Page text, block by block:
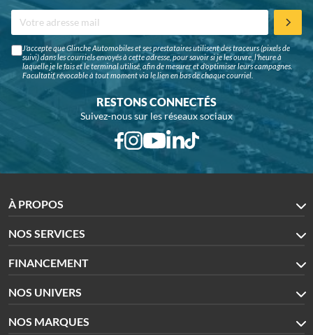
J'accepte que Glinche Automobiles et ses prestataires utilisent des traceurs (pixels de
suivi) dans les courriels envoyés à cette adresse, pour savoir si je les ouvre, l'heure à
laquelle je le fais et le terminal utilisé, afin de mesurer et d'optimiser leurs campagnes.
Facultatif, révocable à tout moment via le lien en bas de chaque courriel.
RESTONS CONNECTÉS
Suivez-nous sur les réseaux sociaux
À PROPOS
NOS SERVICES
FINANCEMENT
NOS UNIVERS
NOS MARQUES